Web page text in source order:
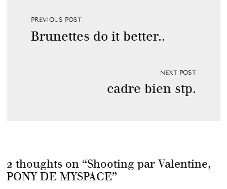
PREVIOUS POST
Brunettes do it better..
NEXT POST
cadre bien stp.
2 thoughts on “Shooting par Valentine,
PONY DE MYSPACE”